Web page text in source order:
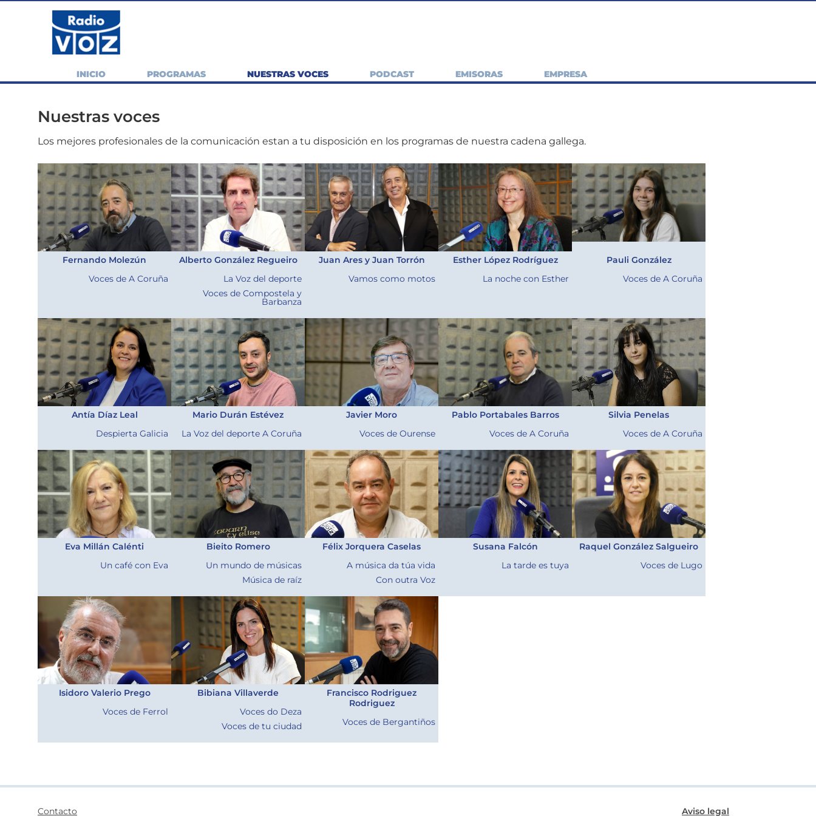
INICIO PROGRAMAS NUESTRAS VOCES PODCAST EMISORAS EMPRESA
Nuestras voces
Los mejores profesionales de la comunicación estan a tu disposición en los programas de nuestra cadena gallega.
Fernando Molezún
Voces de A Coruña
Alberto González Regueiro
La Voz del deporte
Voces de Compostela y
Barbanza
Juan Ares y Juan Torrón
Vamos como motos
Esther López Rodríguez
La noche con Esther
Pauli González
Voces de A Coruña
Antía Díaz Leal
Despierta Galicia
Mario Durán Estévez
La Voz del deporte A Coruña
Javier Moro
Voces de Ourense
Pablo Portabales Barros
Voces de A Coruña
Silvia Penelas
Voces de A Coruña
Eva Millán Calénti
Un café con Eva
Bieito Romero
Un mundo de músicas
Música de raíz
Félix Jorquera Caselas
A música da túa vida
Con outra Voz
Susana Falcón
La tarde es tuya
Raquel González Salgueiro
Voces de Lugo
Isidoro Valerio Prego
Voces de Ferrol
Bibiana Villaverde
Voces do Deza
Voces de tu ciudad
Francisco Rodriguez
Rodriguez
Voces de Bergantiños
Contacto Aviso legal